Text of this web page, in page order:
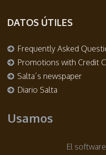
DATOS ÚTILES
Frequently Asked
Promotions with Credit
Salta´s newspaper
Diario Salta
Usamos
El